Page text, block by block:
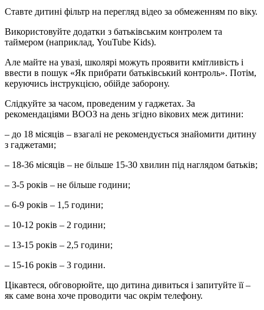
Ставте дитині фільтр на перегляд відео за обмеженням по віку.
Використовуйте додатки з батьківським контролем та
таймером (наприклад, YouTube Kids).
Але майте на увазі, школярі можуть проявити кмітливість і
ввести в пошук «Як прибрати батьківський контроль». Потім,
керуючись інструкцією, обійде заборону.
Слідкуйте за часом, проведеним у гаджетах. За
рекомендаціями ВООЗ на день згідно вікових меж дитини:
– до 18 місяців – взагалі не рекомендується знайомити дитину
з гаджетами;
– 18-36 місяців – не більше 15-30 хвилин під наглядом батьків;
– 3-5 років – не більше години;
– 6-9 років – 1,5 години;
– 10-12 років – 2 години;
– 13-15 років – 2,5 години;
– 15-16 років – 3 години.
Цікавтеся, обговорюйте, що дитина дивиться і запитуйте її –
як саме вона хоче проводити час окрім телефону.